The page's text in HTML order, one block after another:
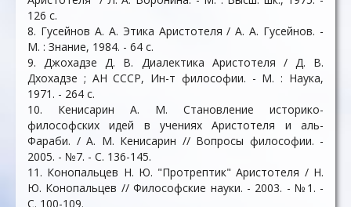
126 c.
8. Гусейнов А. А. Этика Аристотеля / А. А. Гусейнов. -
М. : Знание, 1984. - 64 c.
9. Джохадзе Д. В. Диалектика Аристотеля / Д. В.
Дхохадзе ; АН СССР, Ин-т философии. - М. : Наука,
1971. - 264 c.
10. Кенисарин А. М. Становление историко-
философских идей в учениях Аристотеля и аль-
Фараби. / А. М. Кенисарин // Вопросы философии. -
2005. - №7. - С. 136-145.
11. Конопальцев Н. Ю. "Протрептик" Аристотеля / Н.
Ю. Конопальцев // Философские науки. - 2003. - №1. -
С. 100-109.